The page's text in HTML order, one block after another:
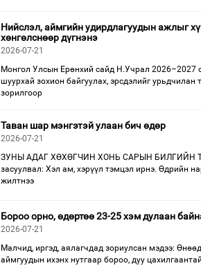
Нийслэл, аймгийн удирдлагуудын ажлыг
хөнгөлснөөр дүгнэнэ
2026-07-21
Монгол Улсын Ерөнхий сайд Н.Учрал 2026–2027
шуурхай зохион байгуулах, эрсдэлийг
зорилгоор
Таван шар мэнгэтэй улаан бич өдөр
2026-07-21
ЗУНЫ АДАГ ХӨХӨГЧИН ХОНЬ САРЫН БИЛГИЙН
засуулвал: Хэл ам, хэрүүл тэмцэл ирнэ. Өдрийн
жилтнээ
Бороо орно, өдөртөө 23-25 хэм дулаан
2026-07-21
Малчид, иргэд, аялагчдад зориулсан мэдээ:
аймгуудын ихэнх нутгаар бороо, дуу